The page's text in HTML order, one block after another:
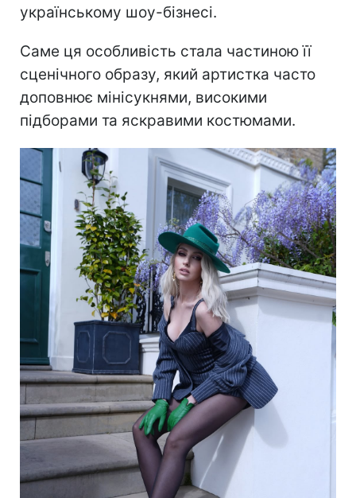
українському шоу-бізнесі.
Саме ця особливість стала частиною її
сценічного образу, який артистка часто
доповнює мінісукнями, високими
підборами та яскравими костюмами.